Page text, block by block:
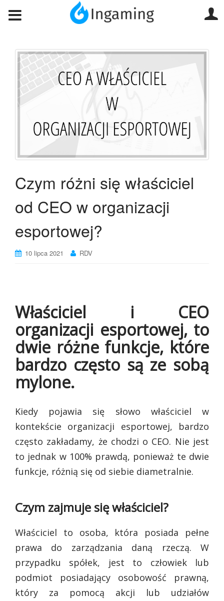
Czym różni się właściciel
od CEO w organizacji
esportowej?
10 lipca 2021 RDV
Właściciel i CEO
organizacji esportowej, to
dwie różne funkcje, które
bardzo często są ze sobą
mylone.
Kiedy pojawia się słowo właściciel w
kontekście organizacji esportowej, bardzo
często zakładamy, że chodzi o CEO. Nie jest
to jednak w 100% prawdą, ponieważ te dwie
funkcje, różnią się od siebie diametralnie.
Czym zajmuje się właściciel?
Właściciel to osoba, która posiada pełne
prawa do zarządzania daną rzeczą. W
przypadku spółek, jest to człowiek lub
podmiot posiadający osobowość prawną,
który za pomocą akcji lub udziałów